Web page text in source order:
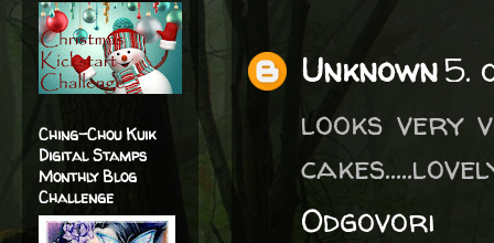
Unknown5.
looks very
Odgovori
Ching-Chou Kuik
Digital Stamps
Monthly Blog
Challenge